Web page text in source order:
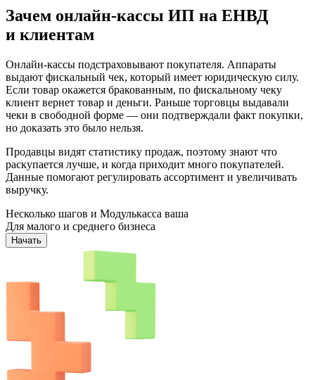
Зачем онлайн-кассы ИП на ЕНВД
и клиентам
Онлайн-кассы подстраховывают покупателя. Аппараты
выдают фискальный чек, который имеет юридическую силу.
Если товар окажется бракованным, по фискальному чеку
клиент вернет товар и деньги. Раньше торговцы выдавали
чеки в свободной форме — они подтверждали факт покупки,
но доказать это было нельзя.
Продавцы видят статистику продаж, поэтому знают что
раскупается лучше, и когда приходит много покупателей.
Данные помогают регулировать ассортимент и увеличивать
выручку.
Несколько шагов и Модулькасса ваша
Для малого и среднего бизнеса
Начать